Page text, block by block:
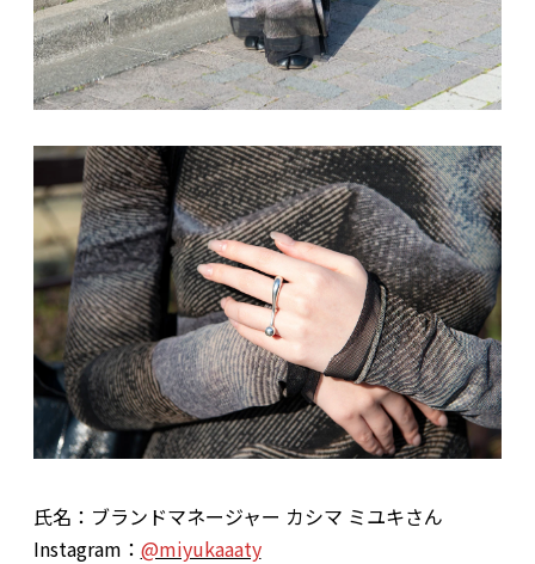
氏名：ブランドマネージャー カシマ ミユキさん
Instagram： @miyukaaaty